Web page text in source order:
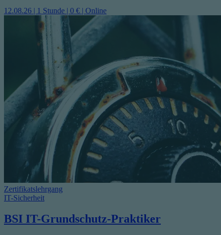
12.08.26 | 1 Stunde | 0 € | Online
Zertifikatslehrgang
IT-Sicherheit
BSI IT-Grundschutz-Praktiker